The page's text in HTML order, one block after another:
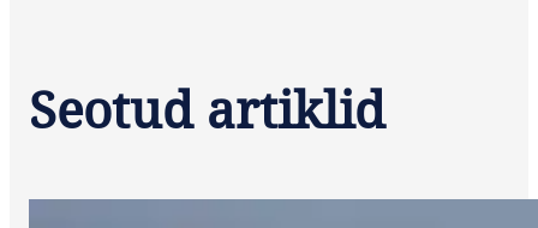
Seotud artiklid